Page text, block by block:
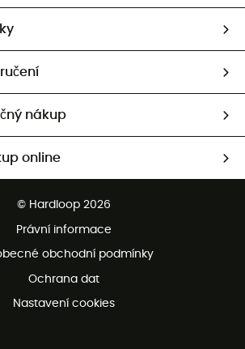
nákup
online
služba
© Hardloop 2026
Právní informace
obchodní podmínky
Ochrana dat
Nastavení cookies